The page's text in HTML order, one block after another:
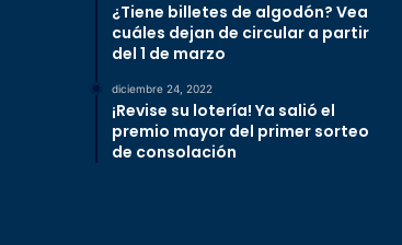
¿Tiene billetes de algodón? Vea
cuáles dejan de circular a partir
del 1 de marzo
diciembre 24, 2022
¡Revise su lotería! Ya salió el
premio mayor del primer sorteo
de consolación